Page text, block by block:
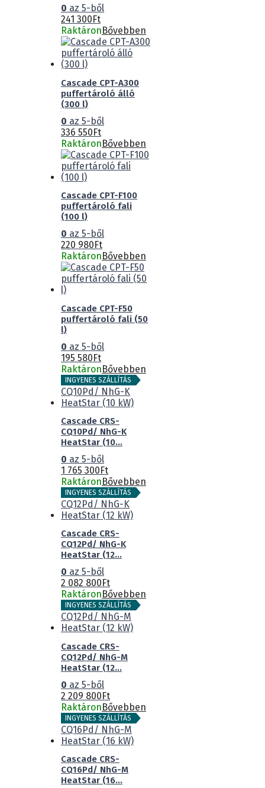
0 az 5-ből
241 300 Ft
Raktáron Bővebben
Cascade CPT-A300
puffertároló álló
(300 l)
0 az 5-ből
336 550Ft
RaktáronBővebben
Cascade CPT-F100
puffertároló fali
(100 l)
0 az 5-ből
220 980Ft
RaktáronBővebben
Cascade CPT-F50
puffertároló fali (50
l)
0 az 5-ből
195 580Ft
RaktáronBővebben
INGYENES SZÁLLÍTÁS
Cascade CRS-
CQ10Pd/ NhG-K
HeatStar (10...
0 az 5-ből
1 765 300Ft
RaktáronBővebben
INGYENES SZÁLLÍTÁS
Cascade CRS-
CQ12Pd/ NhG-K
HeatStar (12...
0 az 5-ből
2 082 800 Ft
Raktáron Bővebben
INGYENES SZÁLLÍTÁS
Cascade CRS-
CQ12Pd/ NhG-M
HeatStar (12...
0 az 5-ből
2 209 800Ft
RaktáronBővebben
INGYENES SZÁLLÍTÁS
Cascade CRS-
CQ16Pd/ NhG-M
HeatStar (16...